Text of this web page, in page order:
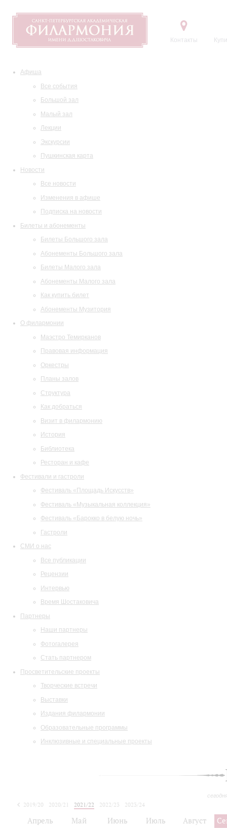
Контакты
Афиша
Все события
Большой зал
Малый зал
Лекции
Экскурсии
Пушкинская карта
Новости
Все новости
Изменения в афише
Подписка на новости
Билеты и абонементы
Билеты Большого зала
Абонементы Большого зала
Билеты Малого зала
Абонементы Малого зала
Как купить билет
Абонементы Музитория
О филармонии
Маэстро Темирканов
Правовая информация
Оркестры
Планы залов
Структура
Как добраться
Визит в филармонию
История
Библиотека
Ресторан и кафе
Фестивали и гастроли
Фестиваль «Площадь Искусств»
Фестиваль «Музыкальная коллекция»
Фестиваль «Барокко в белую ночь»
Гастроли
СМИ о нас
Все публикации
Рецензии
Интервью
Время Шостаковича
Партнеры
Наши партнеры
Фотогалерея
Стать партнером
Просветительские проекты
Творческие встречи
Выставки
Издания филармонии
Образовательные программы
Инклюзивные и специальные проекты
2019/20 2020/21 2021/22 2022/23
2023/24
Апрель Май Июнь Июль Август